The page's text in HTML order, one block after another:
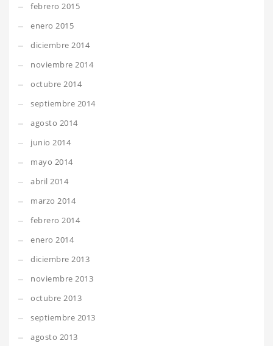
febrero 2015
enero 2015
diciembre 2014
noviembre 2014
octubre 2014
septiembre 2014
agosto 2014
junio 2014
mayo 2014
abril 2014
marzo 2014
febrero 2014
enero 2014
diciembre 2013
noviembre 2013
octubre 2013
septiembre 2013
agosto 2013